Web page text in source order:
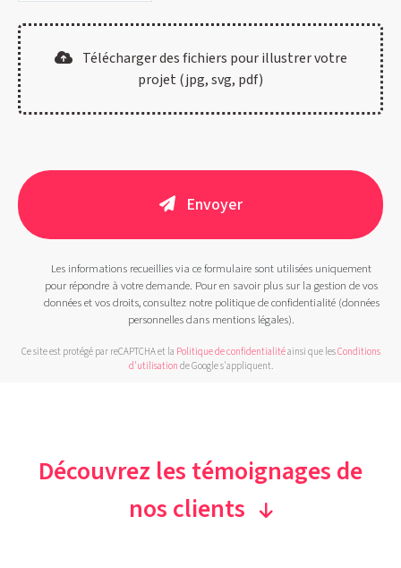
projet (jpg, svg, pdf)
Envoyer
Les informations recueillies via ce formulaire sont utilisées uniquement
pour répondre à votre demande. Pour en savoir plus sur la gestion de vos
données et vos droits, consultez notre politique de confidentialité (données
personnelles dans mentions légales).
Ce site est protégé par reCAPTCHA et la Politique de confidentialitéainsi que lesConditions
d'utilisation de Google s'appliquent.
Découvrez les témoignages de
nos clients